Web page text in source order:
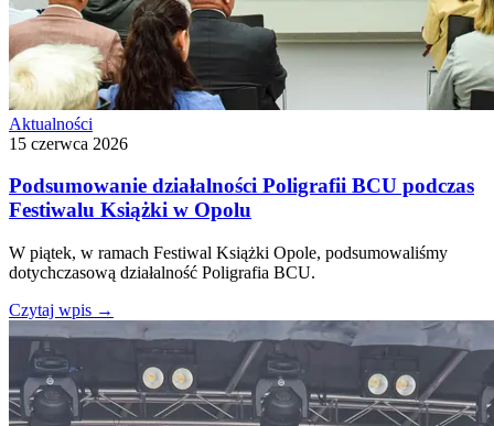
Aktualności
15 czerwca 2026
Podsumowanie działalności Poligrafii BCU podczas
Festiwalu Książki w Opolu
W piątek, w ramach Festiwal Książki Opole, podsumowaliśmy
dotychczasową działalność Poligrafia BCU.
Czytaj wpis →